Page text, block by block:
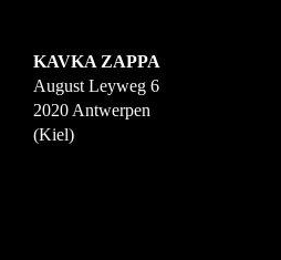
KAVKA ZAPPA
August Leyweg 6
2020 Antwerpen
(Kiel)